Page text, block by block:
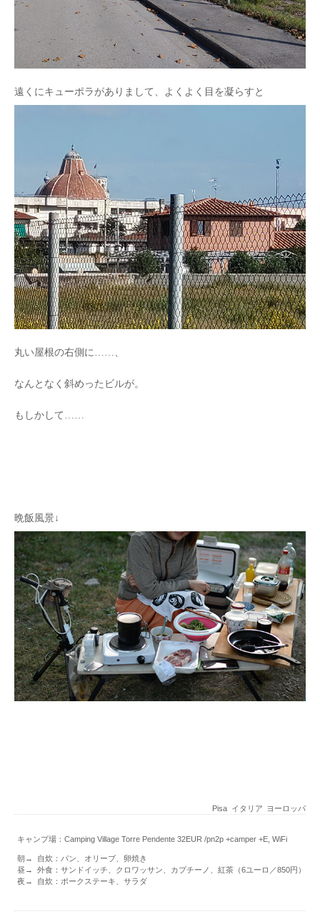
遠くにキューポラがありまして、よくよく目を凝らすと
丸い屋根の右側に……、
なんとなく斜めったビルが。
もしかして……
晩飯風景↓
Pisa イタリア ヨーロッパ
キャンプ場：Camping Village Torre Pendente 32EUR /pn2p +camper +E, WiFi
朝→ 自炊：パン、オリーブ、卵焼き
昼→ 外食：サンドイッチ、クロワッサン、カプチーノ、紅茶（6ユーロ／850円）
夜→ 自炊：ポークステーキ、サラダ